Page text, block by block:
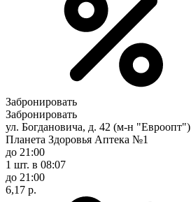
Забронировать
Забронировать
ул. Богдановича, д. 42 (м-н "Евроопт")
Планета Здоровья Аптека №1
до 21:00
1 шт. в 08:07
до 21:00
6,17 р.